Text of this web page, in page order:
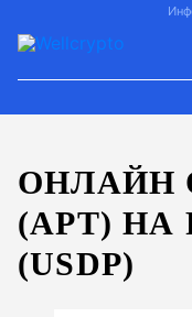
ОНЛАЙН
(APT) НА
(USDP)